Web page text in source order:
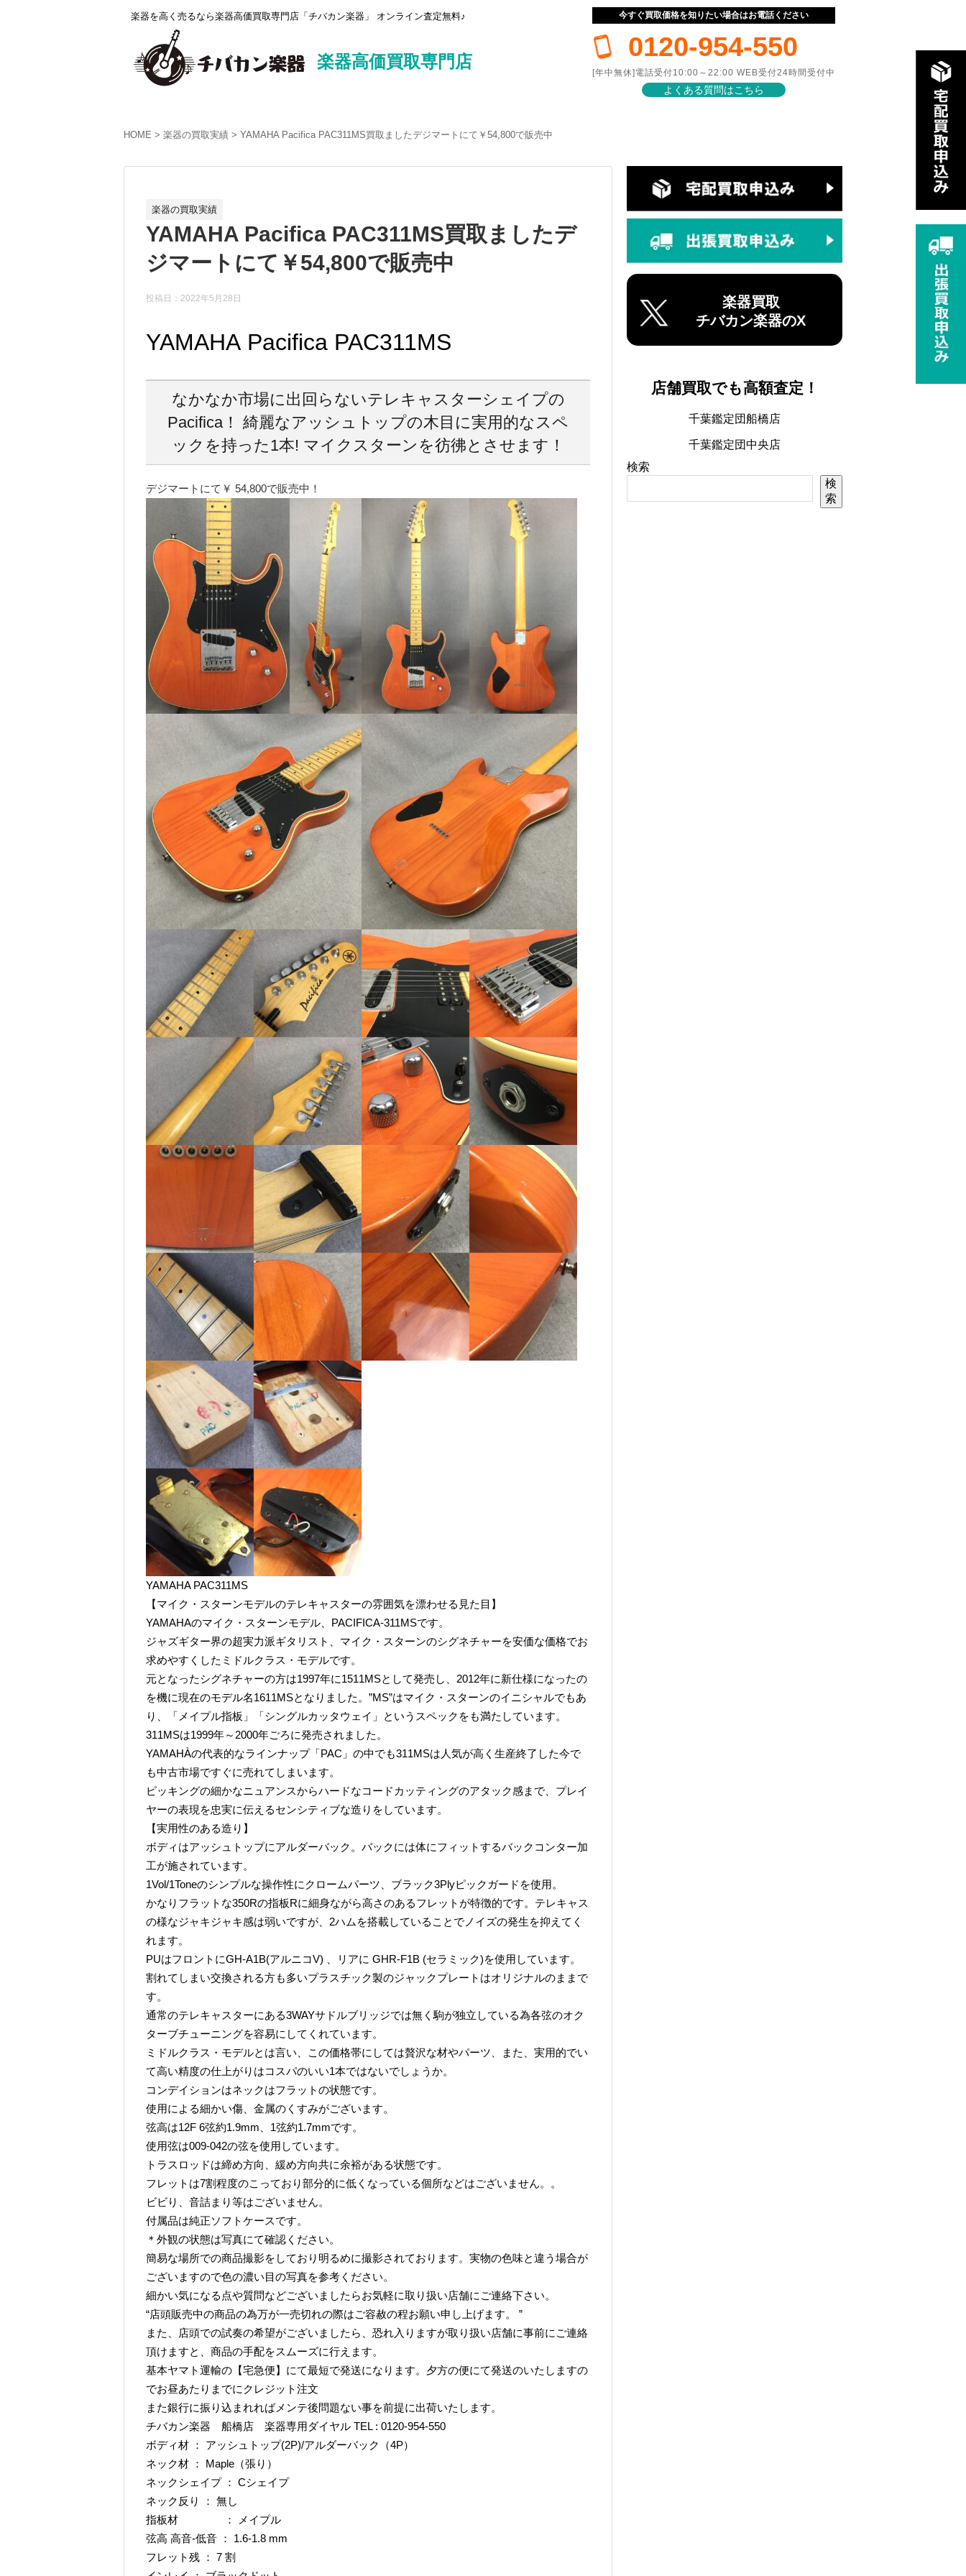
楽器を高く売るなら楽器高価買取専門店「チバカン楽器」 オンライン査定無料♪
楽器高価買取専門店
今すぐ買取価格を知りたい場合はお電話ください
0120-954-550
[年中無休]電話受付10:00～22:00 WEB受付24時間受付中
よくある質問はこちら
HOME 楽器の買取実績 YAMAHA Pacifica PAC311MS買取ましたデジマートにて￥54,800で販売中
楽器の買取実績
YAMAHA Pacifica PAC311MS買取ましたデ
ジマートにて￥54,800で販売中
投稿日：2022年5月28日
YAMAHA Pacifica PAC311MS
なかなか市場に出回らないテレキャスターシェイプの
Pacifica！ 綺麗なアッシュトップの木目に実用的なスペ
ックを持った1本! マイクスターンを彷彿とさせます！
デジマートにて￥ 54,800で販売中！
YAMAHA PAC311MS
【マイク・スターンモデルのテレキャスターの雰囲気を漂わせる見た目】
YAMAHAのマイク・スターンモデル、PACIFICA-311MSです。
ジャズギター界の超実力派ギタリスト、マイク・スターンのシグネチャーを安価な価格でお
求めやすくしたミドルクラス・モデルです。
元となったシグネチャーの方は1997年に1511MSとして発売し、2012年に新仕様になったの
を機に現在のモデル名1611MSとなりました。”MS”はマイク・スターンのイニシャルでもあ
り、「メイプル指板」「シングルカッタウェイ」というスペックをも満たしています。
311MSは1999年～2000年ごろに発売されました。
YAMAHÀの代表的なラインナップ「PAC」の中でも311MSは人気が高く生産終了した今で
も中古市場ですぐに売れてしまいます。
ピッキングの細かなニュアンスからハードなコードカッティングのアタック感まで、プレイ
ヤーの表現を忠実に伝えるセンシティブな造りをしています。
【実用性のある造り】
ボディはアッシュトップにアルダーバック。バックには体にフィットするバックコンター加
工が施されています。
1Vol/1Toneのシンプルな操作性にクロームパーツ、ブラック3Plyピックガードを使用。
かなりフラットな350Rの指板Rに細身ながら高さのあるフレットが特徴的です。テレキャス
の様なジャキジャキ感は弱いですが、2ハムを搭載していることでノイズの発生を抑えてく
れます。
PUはフロントにGH-A1B(アルニコV) 、リアに GHR-F1B (セラミック)を使用しています。
割れてしまい交換される方も多いプラスチック製のジャックプレートはオリジナルのままで
す。
通常のテレキャスターにある3WAYサドルブリッジでは無く駒が独立している為各弦のオク
ターブチューニングを容易にしてくれています。
ミドルクラス・モデルとは言い、この価格帯にしては贅沢な材やパーツ、また、実用的でい
て高い精度の仕上がりはコスパのいい1本ではないでしょうか。
コンデイションはネックはフラットの状態です。
使用による細かい傷、金属のくすみがございます。
弦高は12F 6弦約1.9mm、1弦約1.7mmです。
使用弦は009-042の弦を使用しています。
トラスロッドは締め方向、緩め方向共に余裕がある状態です。
フレットは7割程度のこっており部分的に低くなっている個所などはございません。。
ビビり、音詰まり等はございません。
付属品は純正ソフトケースです。
＊外観の状態は写真にて確認ください。
簡易な場所での商品撮影をしており明るめに撮影されております。実物の色味と違う場合が
ございますので色の濃い目の写真を参考ください。
細かい気になる点や質問などございましたらお気軽に取り扱い店舗にご連絡下さい。
“店頭販売中の商品の為万が一売切れの際はご容赦の程お願い申し上げます。 ”
また、店頭での試奏の希望がございましたら、恐れ入りますが取り扱い店舗に事前にご連絡
頂けますと、商品の手配をスムーズに行えます。
基本ヤマト運輸の【宅急便】にて最短で発送になります。夕方の便にて発送のいたしますの
でお昼あたりまでにクレジット注文
また銀行に振り込まれればメンテ後問題ない事を前提に出荷いたします。
チバカン楽器 船橋店 楽器専用ダイヤル TEL : 0120-954-550
ボディ材 ： アッシュトップ(2P)/アルダーバック（4P）
ネック材 ： Maple（張り）
ネックシェイプ ： Cシェイプ
ネック反り ： 無し
指板材 ： メイプル
弦高 高音-低音 ： 1.6-1.8 mm
フレット残 ： 7 割
楽器買取
チバカン楽器のX
店舗買取でも高額査定！
千葉鑑定団船橋店
千葉鑑定団中央店
検索
検
索